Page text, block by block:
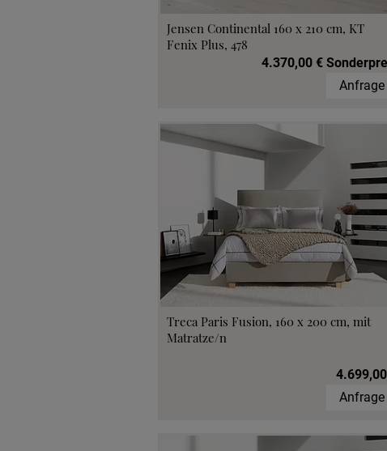
Jensen Continental 160 x 210 cm, KT
Fenix Plus, 478
4.370,00 €
Anfrage
Treca Paris Fusion, 160 x 200 cm, mit
Matratze/n
Anfrage